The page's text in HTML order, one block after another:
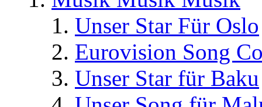
Unser Star Für Oslo
Eurovision Song
Unser Star für Baku